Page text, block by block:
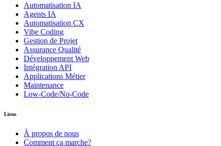
Automatisation IA
Agents IA
Automatisation CX
Vibe Coding
Gestion de Projet
Assurance Qualité
Développement Web
Intégration API
Applications Métier
Maintenance
Low-Code/No-Code
Liens
À propos de nous
Comment ça marche?